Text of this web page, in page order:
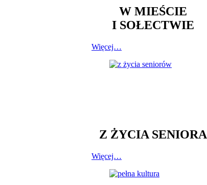
W MIEŚCIE
I SOŁECTWIE
Więcej…
Z ŻYCIA SENIORA
Więcej…